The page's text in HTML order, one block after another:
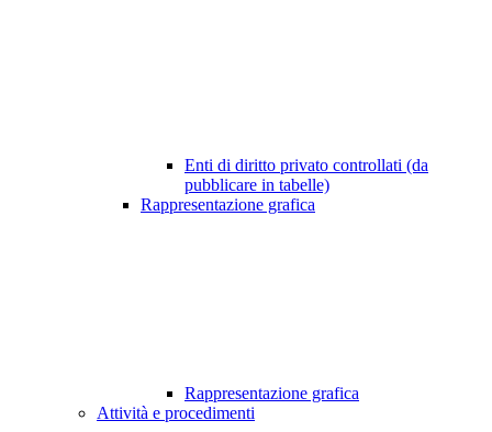
Enti di diritto privato controllati (da
pubblicare in tabelle)
Rappresentazione grafica
Rappresentazione grafica
Attività e procedimenti